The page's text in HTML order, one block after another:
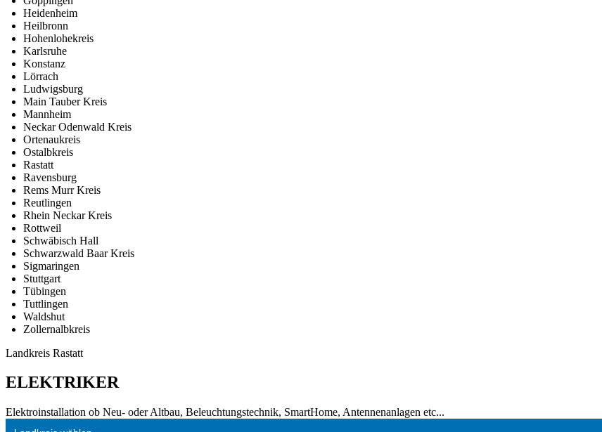
Heidenheim
Heilbronn
Hohenlohekreis
Karlsruhe
Konstanz
Lörrach
Ludwigsburg
Main Tauber Kreis
Mannheim
Neckar Odenwald Kreis
Ortenaukreis
Ostalbkreis
Rastatt
Ravensburg
Rems Murr Kreis
Reutlingen
Rhein Neckar Kreis
Rottweil
Schwäbisch Hall
Schwarzwald Baar Kreis
Sigmaringen
Stuttgart
Tübingen
Tuttlingen
Waldshut
Zollernalbkreis
Landkreis Rastatt
ELEKTRIKER
Elektroinstallation ob Neu- oder Altbau, Beleuchtungstechnik, SmartHome, Antennenanlagen etc...